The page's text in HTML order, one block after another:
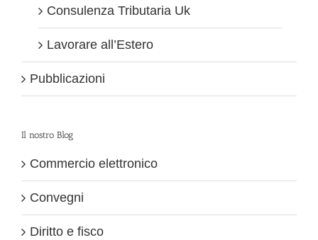
Consulenza Tributaria Uk
Lavorare all’Estero
Pubblicazioni
Il nostro Blog
Commercio elettronico
Convegni
Diritto e fisco